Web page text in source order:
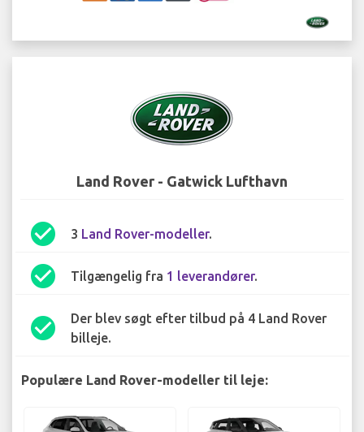
Land Rover - Gatwick Lufthavn
check_circle 3 Land Rover-modeller.
check_circle Tilgængelig fra 1 leverandører.
check_circle
Der blev søgt efter tilbud på 4 Land Rover
billeje.
Populære Land Rover-modeller til leje: